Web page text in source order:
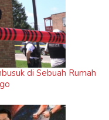
di Sebuah Rumah